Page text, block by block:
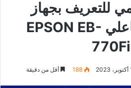
للتعريف بجهاز
العرض التفاعلي EPSON EB-
770Fi
188 أقل من دقيقة